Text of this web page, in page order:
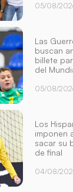
05/08/
Las
buscan
billete
del
05/08/
Los
imponen
sacar su
de final
04/08/